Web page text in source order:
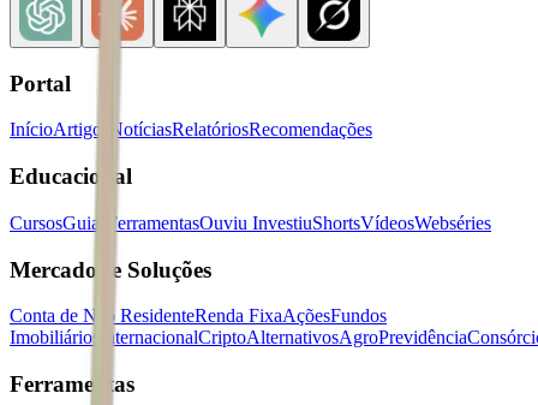
Portal
InícioArtigos NotíciasRelatóriosRecomendações
Educacional
CursosGuias FerramentasOuviu InvestiuShortsVídeosWebséries
Mercados e Soluções
Conta de Não ResidenteRenda FixaAçõesFundos
Imobiliários
InternacionalCriptoAlternativosAgroPrevidência
Ferramentas